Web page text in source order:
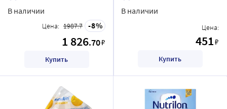
В наличии
Цена: 1987.7 8
1 826.70₽
Купить
В наличии
Цена:
451₽
Купить